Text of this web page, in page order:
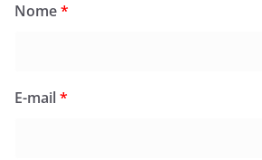
Nome*
E-mail*